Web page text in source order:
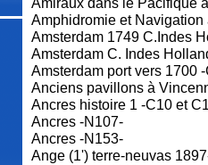
Amphidromie et Navigation
Amsterdam 1749 C.Indes
Amsterdam C. Indes
Amsterdam port vers 1700
Anciens pavillons à
Ancres histoire 1 -C10 et
Ancres -N107-
Ancres -N153-
Ange (1') terre-neuvas